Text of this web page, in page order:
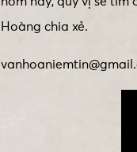
Hoàng chia xẻ.